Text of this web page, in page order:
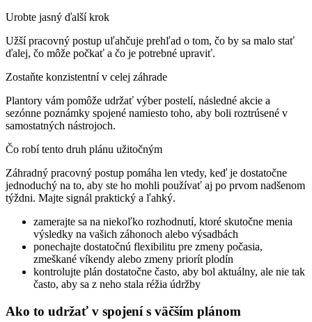
Urobte jasný ďalší krok
Užší pracovný postup uľahčuje prehľad o tom, čo by sa malo stať
ďalej, čo môže počkať a čo je potrebné upraviť.
Zostaňte konzistentní v celej záhrade
Plantory vám pomôže udržať výber postelí, následné akcie a
sezónne poznámky spojené namiesto toho, aby boli roztrúsené v
samostatných nástrojoch.
Čo robí tento druh plánu užitočným
Záhradný pracovný postup pomáha len vtedy, keď je dostatočne
jednoduchý na to, aby ste ho mohli používať aj po prvom nadšenom
týždni. Majte signál praktický a ľahký.
zamerajte sa na niekoľko rozhodnutí, ktoré skutočne menia
výsledky na vašich záhonoch alebo výsadbách
ponechajte dostatočnú flexibilitu pre zmeny počasia,
zmeškané víkendy alebo zmeny priorít plodín
kontrolujte plán dostatočne často, aby bol aktuálny, ale nie tak
často, aby sa z neho stala réžia údržby
Ako to udržať v spojení s väčším plánom